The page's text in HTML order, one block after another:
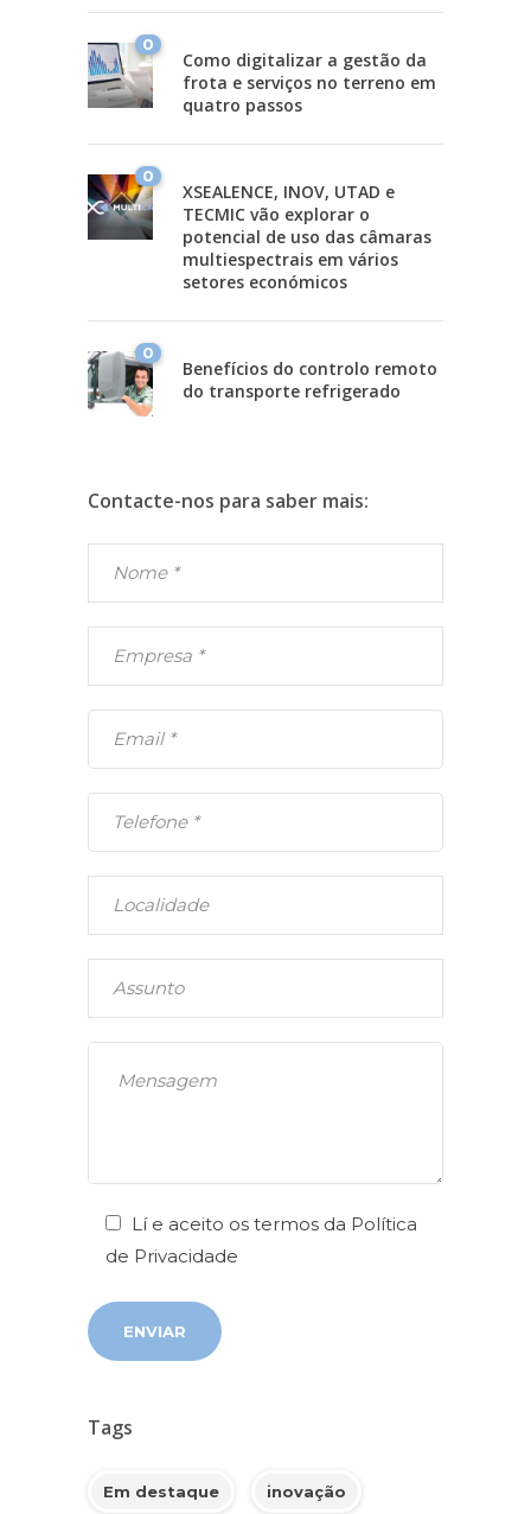
0
Como digitalizar a gestão da
frota e serviços no terreno em
quatro passos
0
XSEALENCE, INOV, UTAD e
TECMIC vão explorar o
potencial de uso das câmaras
multiespectrais em vários
setores económicos
0
Benefícios do controlo remoto
do transporte refrigerado
Contacte-nos para saber mais:
Lí e aceito os termos da Política
de Privacidade
Tags
Em destaque inovação